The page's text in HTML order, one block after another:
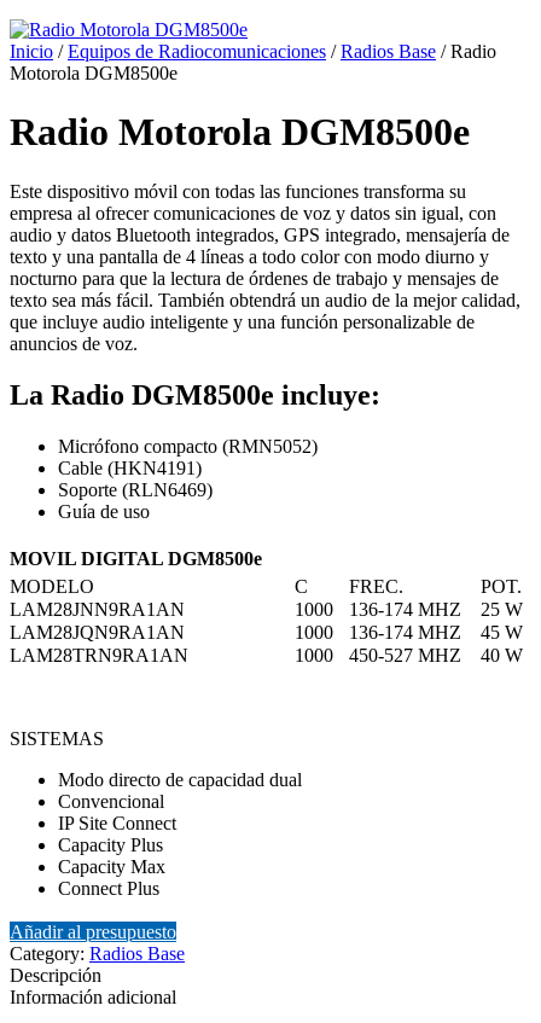
Inicio /Equipos de Radiocomunicaciones /Radios Base / Radio
Motorola DGM8500e
Radio Motorola DGM8500e
Este dispositivo móvil con todas las funciones transforma su
empresa al ofrecer comunicaciones de voz y datos sin igual, con
audio y datos Bluetooth integrados, GPS integrado, mensajería de
texto y una pantalla de 4 líneas a todo color con modo diurno y
nocturno para que la lectura de órdenes de trabajo y mensajes de
texto sea más fácil. También obtendrá un audio de la mejor calidad,
que incluye audio inteligente y una función personalizable de
anuncios de voz.
La Radio DGM8500e incluye:
Micrófono compacto (RMN5052)
Cable (HKN4191)
Soporte (RLN6469)
Guía de uso
MOVIL DIGITAL DGM8500e
MODELO
C FREC.
POT.
LAM28JNN9RA1AN
1000 136-174 MHZ
25 W
LAM28JQN9RA1AN
1000 136-174 MHZ
45 W
LAM28TRN9RA1AN
1000 450-527 MHZ 40 W
SISTEMAS
Modo directo de capacidad dual
Convencional
IP Site Connect
Capacity Plus
Capacity Max
Connect Plus
Añadir al presupuesto
Category: Radios Base
Descripción
Información adicional